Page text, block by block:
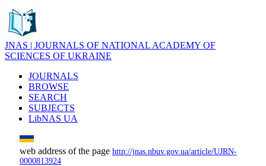
JNAS | JOURNALS OF NATIONAL ACADEMY OF
SCIENCES OF UKRAINE
JOURNALS
BROWSE
SEARCH
SUBJECTS
LibNAS UA
web address of the page http://jnas.nbuv.gov.ua/article/UJRN-
0000813924